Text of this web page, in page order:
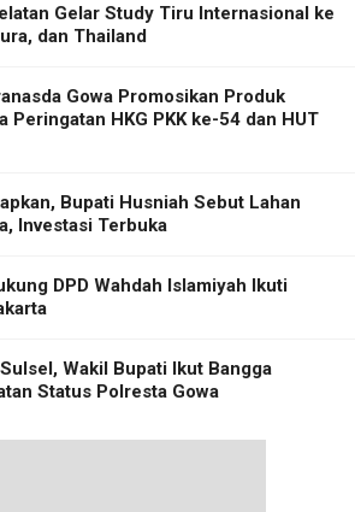
Gelar Study Tiru Internasional ke
dan Thailand
Gowa Promosikan Produk
Peringatan HKG PKK ke-54 dan HUT
Bupati Husniah Sebut Lahan
Investasi Terbuka
DPD Wahdah Islamiyah Ikuti
Wakil Bupati Ikut Bangga
Status Polresta Gowa